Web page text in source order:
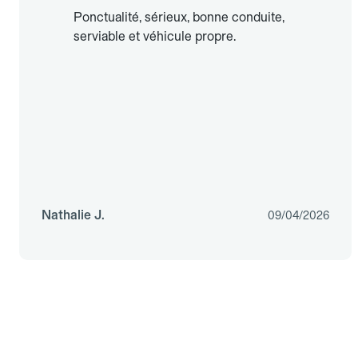
Ponctualité, sérieux, bonne conduite,
serviable et véhicule propre.
Nathalie J. 09/04/2026